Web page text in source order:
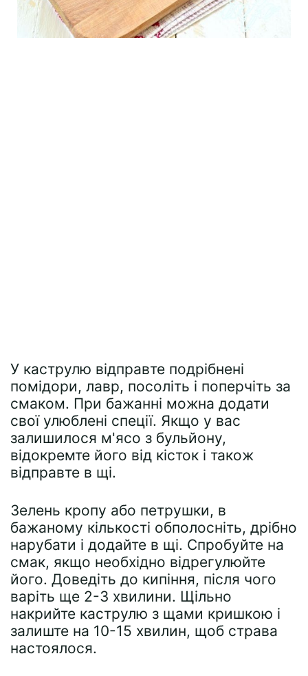
У каструлю відправте подрібнені
помідори, лавр, посоліть і поперчіть за
смаком. При бажанні можна додати
свої улюблені спеції. Якщо у вас
залишилося м'ясо з бульйону,
відокремте його від кісток і також
відправте в щі.
Зелень кропу або петрушки, в
бажаному кількості обполосніть, дрібно
нарубати і додайте в щі. Спробуйте на
смак, якщо необхідно відрегулюйте
його. Доведіть до кипіння, після чого
варіть ще 2-3 хвилини. Щільно
накрийте каструлю з щами кришкою і
залиште на 10-15 хвилин, щоб страва
настоялося.